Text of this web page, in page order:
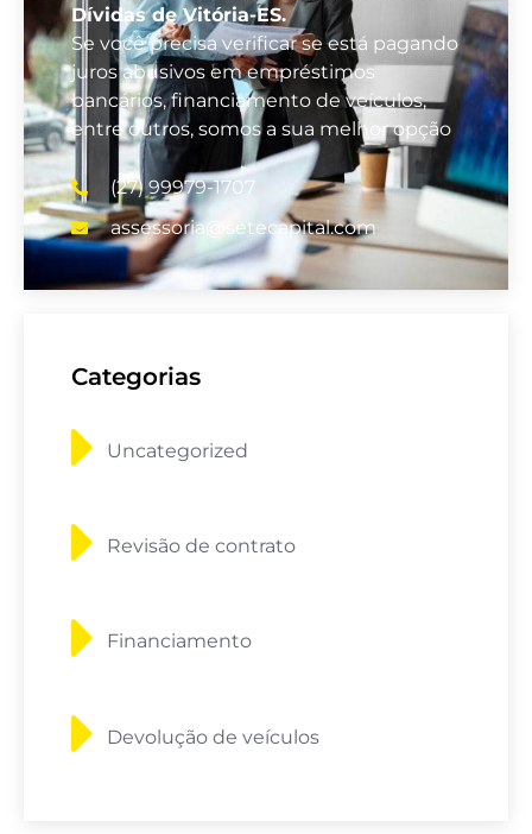
Dívidas de Vitória-ES.
Se você precisa verificar se está pagando
juros abusivos em empréstimos
bancários, financiamento de veículos,
entre outros, somos a sua melhor opção
(27) 99979-1707
assessoria@setecapital.com
Categorias
Uncategorized
Revisão de contrato
Financiamento
Devolução de veículos